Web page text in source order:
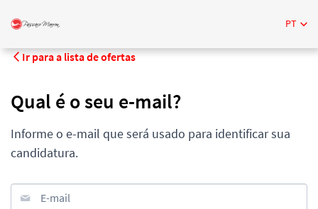
PT
Ir para a lista de ofertas
Qual é o seu e-mail?
Informe o e-mail que será usado para identificar sua
candidatura.
E-mail